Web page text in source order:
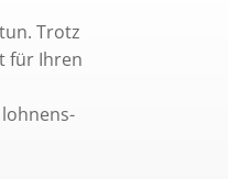
Trotz
für Ihren